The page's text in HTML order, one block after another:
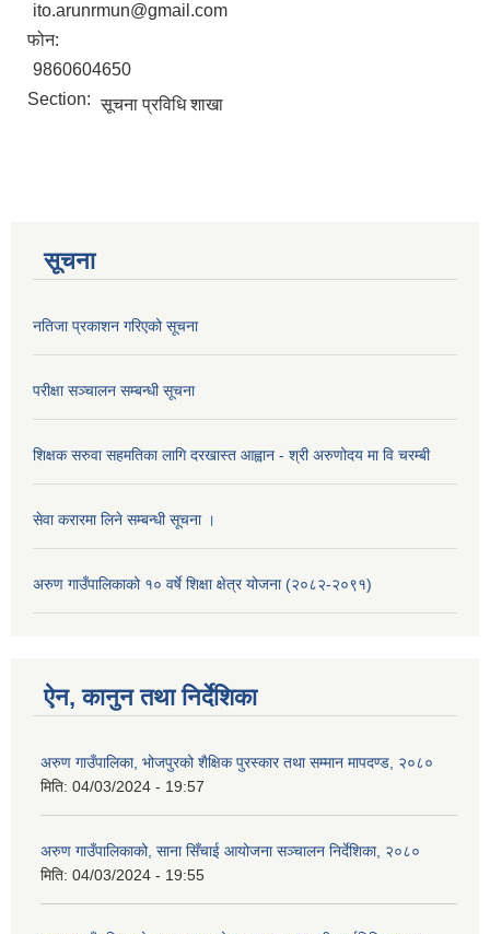
ito.arunrmun@gmail.com
फोन:
9860604650
Section: सूचना प्रविधि शाखा
सूचना
नतिजा प्रकाशन गरिएको सूचना
परीक्षा सञ्चालन सम्बन्धी सूचना
शिक्षक सरुवा सहमतिका लागि दरखास्त आह्वान - श्री अरुणोदय मा वि चरम्बी
सेवा करारमा लिने सम्बन्धी सूचना ।
अरुण गाउँपालिकाको १० वर्षे शिक्षा क्षेत्र योजना (२०८२-२०९१)
ऐन, कानुन तथा निर्देशिका
अरुण गाउँपालिका, भोजपुरको शैक्षिक पुरस्कार तथा सम्मान मापदण्ड, २०८०
मिति: 04/03/2024 - 19:57
अरुण गाउँपालिकाको, साना सिँचाई आयोजना सञ्‍चालन निर्देशिका, २०८०
मिति: 04/03/2024 - 19:55